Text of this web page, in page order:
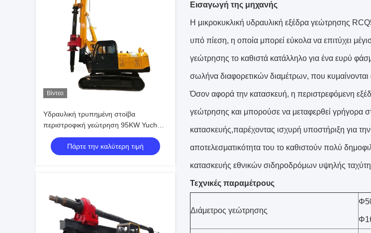
Βίντεο
Υδραυλική τρυπημένη στοίβα
περιστροφική γεώτρηση 95KW Yuchai
κινητήρας 15m βάθος στοίβασης
Πάρτε την καλύτερη τιμή
Εισαγωγή της μηχανής
Η μικροκυκλική υδραυλική εξέδρα γεώτρησης
υπό πίεση, η οποία μπορεί εύκολα να επιτύχει
γεώτρησης το καθιστά κατάλληλο για ένα ευρύ
σωλήνα διαφορετικών διαμέτρων, που
Όσον αφορά την κατασκευή, η περιστρεφόμενη
γεώτρησης και μπορούσε να μεταφερθεί γρήγορα
κατασκευής,παρέχοντας ισχυρή υποστήριξη για
αποτελεσματικότητα του το καθιστούν πολύ
κατασκευής εθνικών σιδηροδρόμων υψηλής
Τεχνικές παραμέτρους
Διάμετρος γεώτρησης